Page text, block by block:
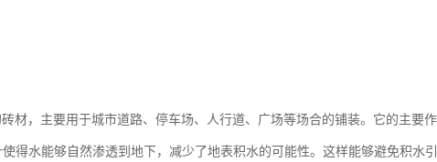
材，主要用于城市道路、停车场、人行道、广场等场合的铺装。它的主要作
得水能够自然渗透到地下，减少了地表积水的可能性。这样能够避免积水